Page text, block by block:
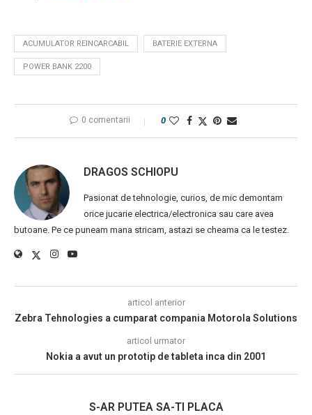
ACUMULATOR REINCARCABIL BATERIE EXTERNA
POWER BANK 2200
0 comentarii 0
DRAGOS SCHIOPU
Pasionat de tehnologie, curios, de mic demontam
orice jucarie electrica/electronica sau care avea
butoane. Pe ce puneam mana stricam, astazi se cheama ca le testez.
articol anterior
Zebra Tehnologies a cumparat compania Motorola Solutions
articol urmator
Nokia a avut un prototip de tableta inca din 2001
S-AR PUTEA SA-TI PLACA